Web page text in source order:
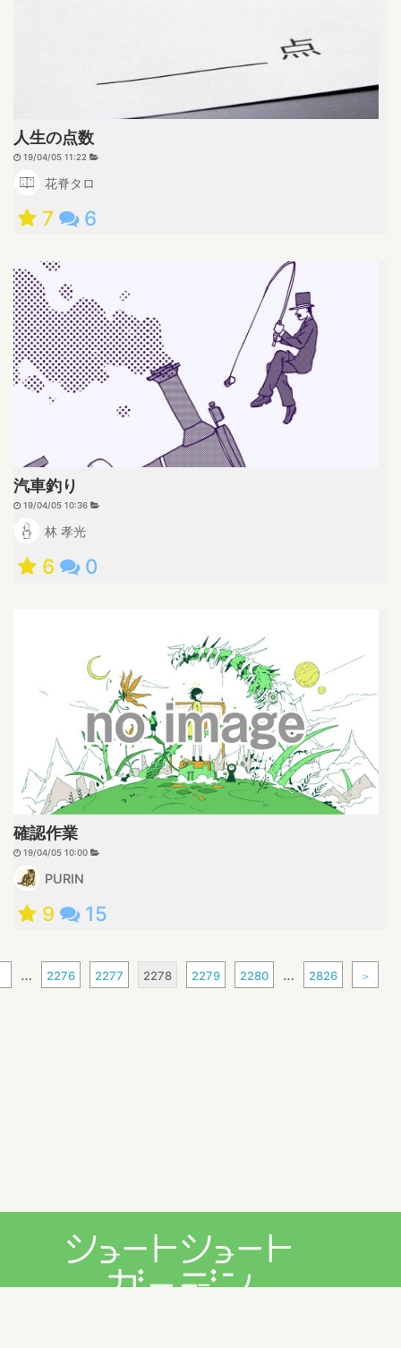
人生の点数
19/04/05 11:22
花脊タロ
7 6
汽車釣り
19/04/05 10:36
林 孝光
6 0
確認作業
19/04/05 10:00
PURIN
9 15
… 2276 2277 2278 2279 2280 … 2826 ＞